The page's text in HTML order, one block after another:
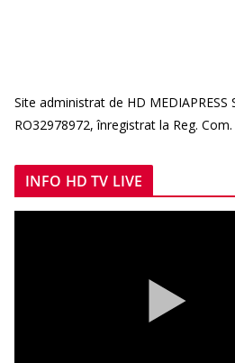
Site administrat de HD MEDIAPRESS
RO32978972, înregistrat la Reg.
INFO HD TV LIVE